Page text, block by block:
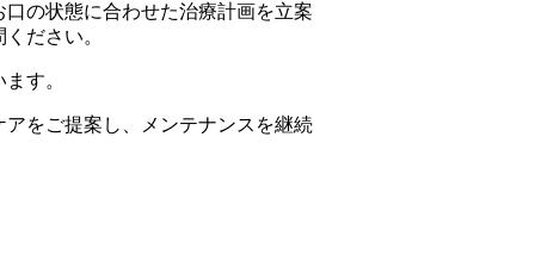
の状態に合わせた治療計画を立案
ださい。
す。
をご提案し、メンテナンスを継続